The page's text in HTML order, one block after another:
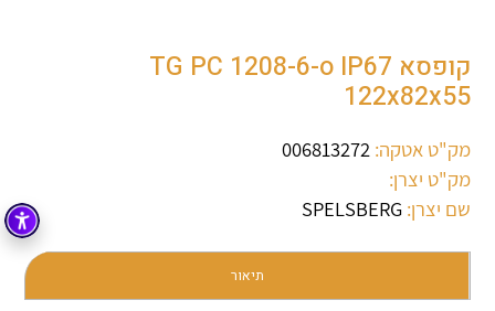
איכות | שרות | זמינות
אטקה בע”מ היא החברה הגדולה והמובילה בישראל בשיווק
מיתוג, בקרה , ואינסטלציה חשמלית ופעילה ב7 תחומים:
חשמל
קופסאות וארונות לחשמל, בקרה ואלקטרוניקה
לכל מוצרי היצרן לכל מוצרי היצרןקופסא TG PC 1208-6-o IP67
122x82x55
מק"ט אטקה: 006813272
מק"ט יצרן:
שם יצרן: SPELSBERG
תיאור